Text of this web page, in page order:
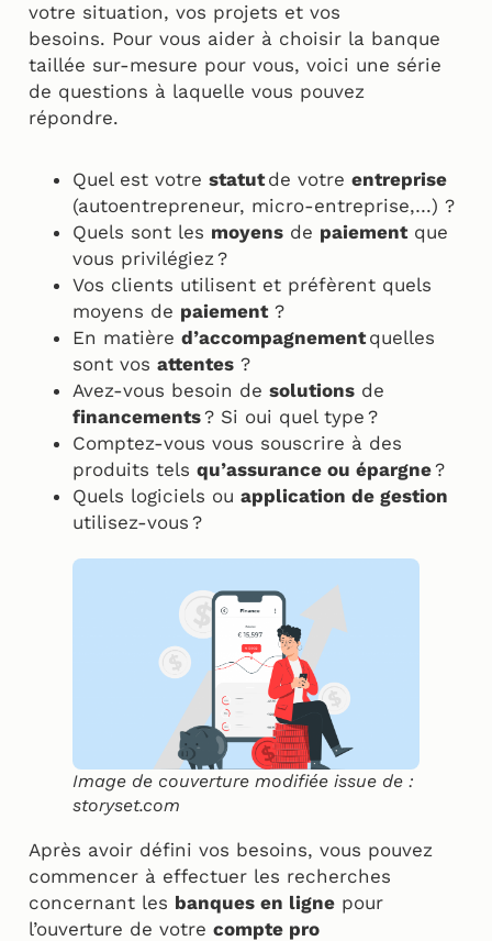
votre situation, vos projets et vos
besoins. Pour vous aider à choisir la banque
taillée sur-mesure pour vous, voici une série
de questions à laquelle vous pouvez
répondre.
Quel est votre statutde votre entreprise
(autoentrepreneur, micro-entreprise,…) ?
Quels sont les moyens de paiementque
vous privilégiez ?
Vos clients utilisent et préfèrent quels
moyens de paiement?
En matière d’accompagnementquelles
sont vos attentes ?
Avez-vous besoin de solutions de
financements? Si oui quel type ?
Comptez-vous vous souscrire à des
produits tels qu’assurance ou épargne?
Quels logiciels ou application de gestion
utilisez-vous ?
Image de couverture modifiée issue de :
storyset.com
Après avoir défini vos besoins, vous pouvez
commencer à effectuer les recherches
concernant les banques en ligne pour
l’ouverture de votre compte pro